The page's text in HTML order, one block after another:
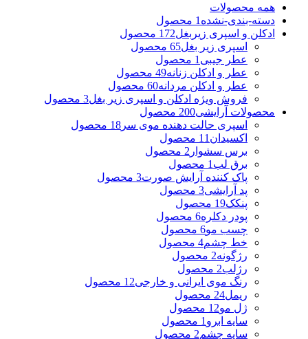
همه محصولات
دسته-بندی-نشده 1 محصول
ادکلن و اسپری زیربغل172 محصول
اسپری زیر بغل65 محصول
عطر جیبی 1 محصول
عطر و ادکلن زنانه49 محصول
عطر و ادکلن مردانه60 محصول
فروش ویژه ادکلن و اسپری زیر بغل3 محصول
محصولات آرایشی200 محصول
اسپری حالت دهنده موی سر 18 محصول
اکسیدان 11 محصول
برس سشوار 2 محصول
برق لب 1 محصول
پاک کننده آرایش صورت3 محصول
پد آرایشی3 محصول
پنکک19 محصول
پودر دکلره6 محصول
چسب مو6 محصول
خط چشم4 محصول
رژگونه2 محصول
رژلب2 محصول
رنگ موی ایرانی و خارجی12 محصول
ریمل24 محصول
ژل مو12 محصول
سایه ابرو 1 محصول
سایه چشم2 محصول